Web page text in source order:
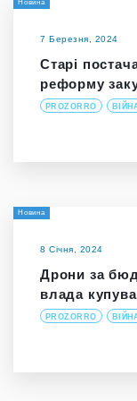
Новина
7 Березня, 2024
Старі
реформу
PROZORRO
Новина
8 Січня, 2024
Дрони за
влада
PROZORRO